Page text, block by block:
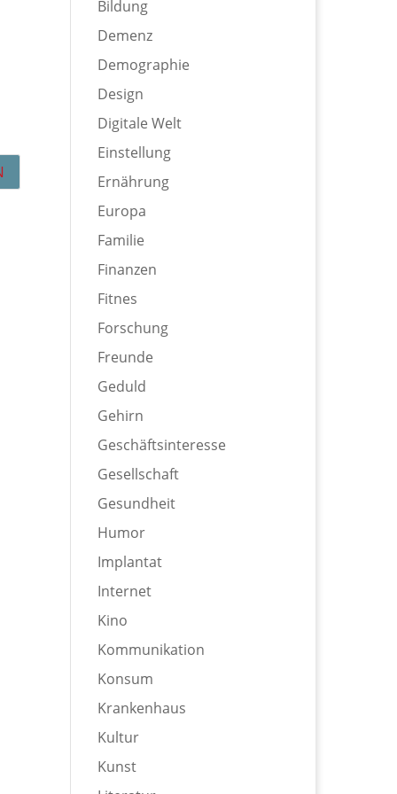
Bildung
Demenz
Demographie
Design
Digitale Welt
Einstellung
Ernährung
Europa
Familie
Finanzen
Fitnes
Forschung
Freunde
Geduld
Gehirn
Geschäftsinteresse
Gesellschaft
Gesundheit
Humor
Implantat
Internet
Kino
Kommunikation
Konsum
Krankenhaus
Kultur
Kunst